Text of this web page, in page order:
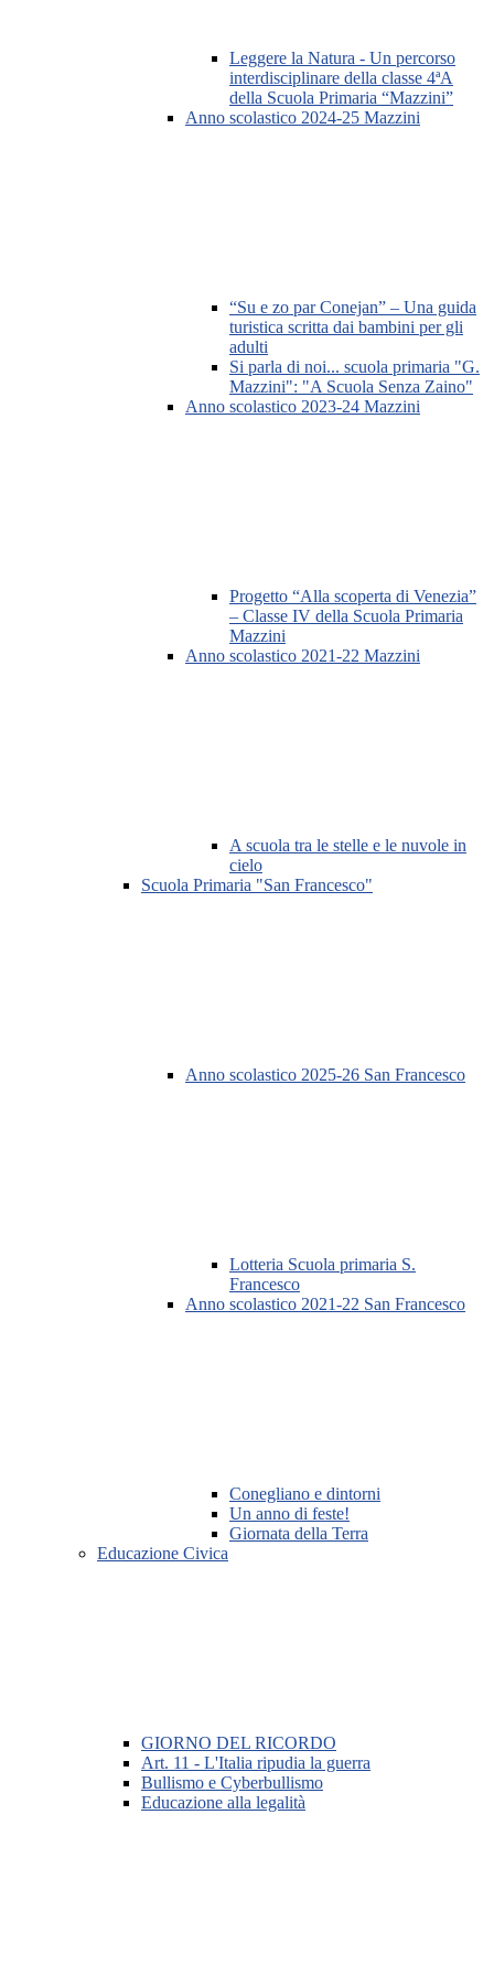
Leggere la Natura - Un percorso
interdisciplinare della classe 4ªA
della Scuola Primaria “Mazzini”
Anno scolastico 2024-25 Mazzini
“Su e zo par Conejan” – Una guida
turistica scritta dai bambini per gli
adulti
Si parla di noi... scuola primaria "G.
Mazzini": "A Scuola Senza Zaino"
Anno scolastico 2023-24 Mazzini
Progetto “Alla scoperta di Venezia”
– Classe IV della Scuola Primaria
Mazzini
Anno scolastico 2021-22 Mazzini
A scuola tra le stelle e le nuvole in
cielo
Scuola Primaria "San Francesco"
Anno scolastico 2025-26 San Francesco
Lotteria Scuola primaria S.
Francesco
Anno scolastico 2021-22 San Francesco
Conegliano e dintorni
Un anno di feste!
Giornata della Terra
Educazione Civica
GIORNO DEL RICORDO
Art. 11 - L'Italia ripudia la guerra
Bullismo e Cyberbullismo
Educazione alla legalità